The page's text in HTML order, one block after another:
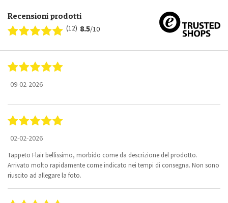
Recensioni prodotti
(12) 8.5/10
09-02-2026
02-02-2026
Tappeto Flair bellissimo, morbido come da descrizione del prodotto.
Arrivato molto rapidamente come indicato nei tempi di consegna. Non sono
riuscito ad allegare la foto.